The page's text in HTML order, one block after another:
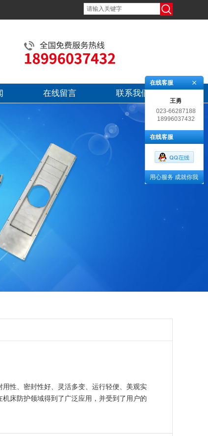
在线留言 联系我们
性、密封性好、灵活多变、运行轻便、美观实
床防护领域得到了广泛应用，并受到了用户的
在线客服
王勇
023-66287188
18996037432
在线客服
用心服务 成就你我